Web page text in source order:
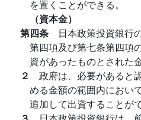
を置くことができる。
（資本金）
第四条 日本政策投資銀行
第四項及び第七条第四項
資があったものとされた
２ 政府は、必要があると
める金額の範囲内におい
追加して出資することがで